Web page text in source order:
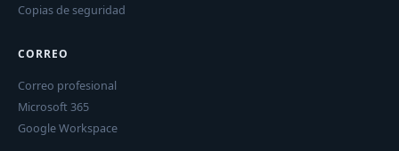
Copias de seguridad
CORREO
Correo profesional
Microsoft 365
Google Workspace